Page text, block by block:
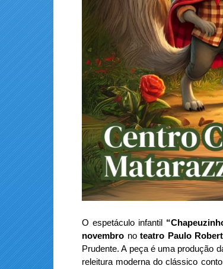
O espetáculo infantil
novembro noteatro Paulo
Prudente. A peça é uma produção
releitura moderna do clássico